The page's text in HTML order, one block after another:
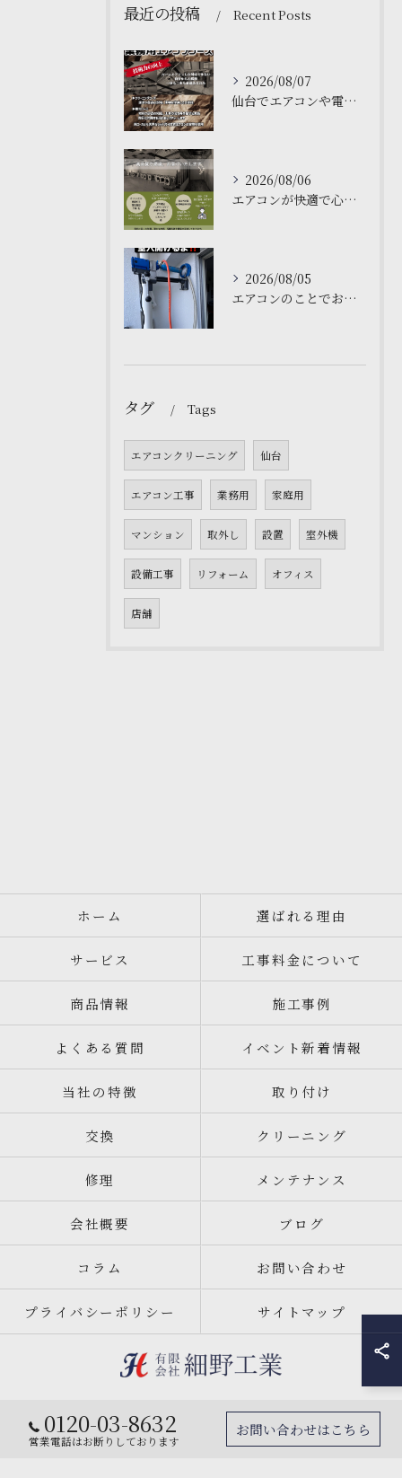
最近の投稿 Recent Posts
2026/08/07
仙台でエアコンや電気工事について学ぶなら、私たちの塾がおすす...
2026/08/06
エアコンが快適で心地よい空間を作ります❄️
2026/08/05
エアコンのことでお困りですか❓仙台の私たちにお任せください。
タグ Tags
エアコンクリーニング 仙台
エアコン工事 業務用 家庭用
マンション 取外し 設置 室外機
設備工事 リフォーム オフィス
店舗
0120-03-8632
営業電話はお断りしております
お問い合わせはこちら
ホーム 選ばれる理由
サービス 工事料金について
商品情報 施工事例
よくある質問 イベント新着情報
当社の特徴 取り付け
交換 クリーニング
修理 メンテナンス
会社概要 ブログ
コラム お問い合わせ
プライバシーポリシー サイトマップ
© 2026 宮城県仙台市のエアコン工事なら有限会社細野工業 ALL RIGHTS
RESERVED.